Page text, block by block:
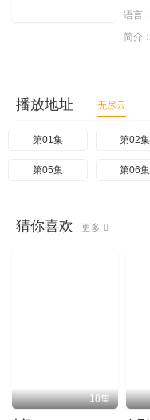
语言：
简介：
播放地址 无尽云
第01集 第02集
第05集 第06集
猜你喜欢 更多
18集